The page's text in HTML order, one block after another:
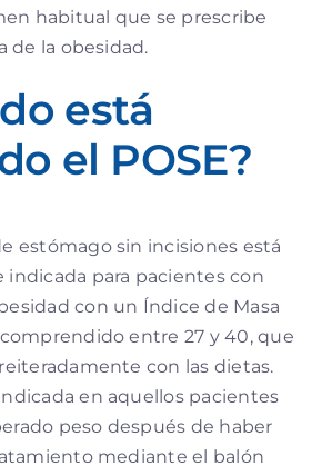
habitual que se prescribe
de la obesidad.
está
el POSE?
estómago sin incisiones está
para pacientes con
con un Índice de Masa
comprendido entre 27 y 40, que
con las dietas.
en aquellos pacientes
peso después de haber
mediante el balón